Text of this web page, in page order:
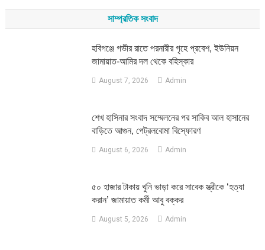
সাম্প্রতিক সংবাদ
হবিগঞ্জে গভীর রাতে পরনারীর গৃহে প্রবেশ, ইউনিয়ন
জামায়াত-আমির দল থেকে বহিস্কার
August 7, 2026 Admin
শেখ হাসিনার সংবাদ সম্মেলনের পর সাকিব আল হাসানের
বাড়িতে আগুন, পেট্রলবোমা বিস্ফোরণ
August 6, 2026 Admin
৫০ হাজার টাকায় খুনি ভাড়া করে সাবেক স্ত্রীকে ‘হত্যা
করান’ জামায়াত কর্মী আবু বক্কর
August 5, 2026 Admin